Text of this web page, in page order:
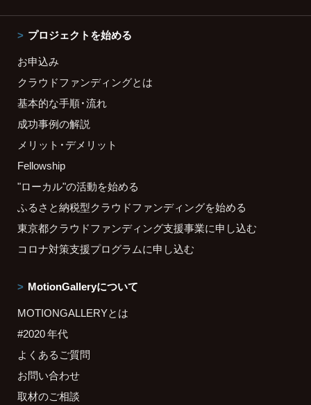
プロジェクトを始める
お申込み
クラウドファンディングとは
基本的な手順・流れ
成功事例の解説
メリット・デメリット
Fellowship
"ローカル"の活動を始める
ふるさと納税型クラウドファンディングを始める
東京都クラウドファンディング支援事業に申し込む
コロナ対策支援プログラムに申し込む
MotionGalleryについて
MOTIONGALLERYとは
#2020 年代
よくあるご質問
お問い合わせ
取材のご相談